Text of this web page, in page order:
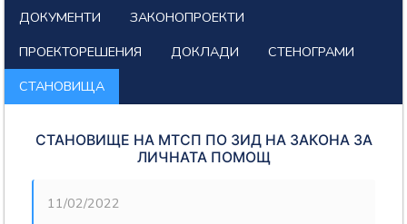
ДОКУМЕНТИ
ЗАКОНОПРОЕКТИ
ПРОЕКТОРЕШЕНИЯ
ДОКЛАДИ
СТЕНОГРАМИ
СТАНОВИЩА
СТАНОВИЩЕ НА МТСП ПО ЗИД НА ЗАКОНА ЗА
ЛИЧНАТА ПОМОЩ
11/02/2022